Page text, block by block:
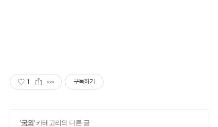
1 구독하기
'국외' 카테고리의 다른 글